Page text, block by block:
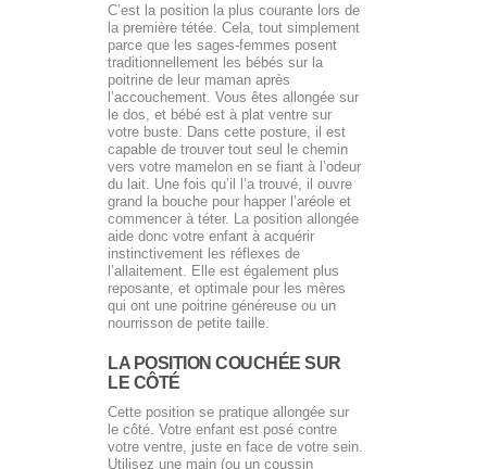
C’est la position la plus courante lors de
la première tétée. Cela, tout simplement
parce que les sages-femmes posent
traditionnellement les bébés sur la
poitrine de leur maman après
l’accouchement. Vous êtes allongée sur
le dos, et bébé est à plat ventre sur
votre buste. Dans cette posture, il est
capable de trouver tout seul le chemin
vers votre mamelon en se fiant à l’odeur
du lait. Une fois qu’il l’a trouvé, il ouvre
grand la bouche pour happer l’aréole et
commencer à téter. La position allongée
aide donc votre enfant à acquérir
instinctivement les réflexes de
l’allaitement. Elle est également plus
reposante, et optimale pour les mères
qui ont une poitrine généreuse ou un
nourrisson de petite taille.
LA POSITION COUCHÉE SUR
LE CÔTÉ
Cette position se pratique allongée sur
le côté. Votre enfant est posé contre
votre ventre, juste en face de votre sein.
Utilisez une main (ou un coussin